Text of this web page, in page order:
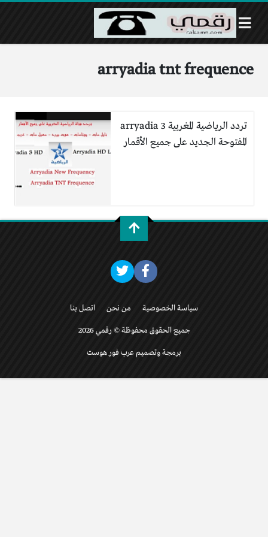
arryadia tnt frequence
تردد الرياضية المغربية 3 arryadia
المفتوحة الجديد على جميع الأقمار
سياسة الخصوصية من نحن اتصل بنا
جميع الحقوق محفوظة © رقمي 2026
برمجة وتصميم عرب فور هوست